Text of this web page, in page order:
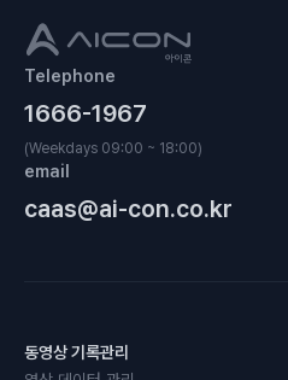
Telephone
1666-1967
(Weekdays 09:00 ~ 18:00)
email
caas@ai-con.co.kr
동영상 기록관리